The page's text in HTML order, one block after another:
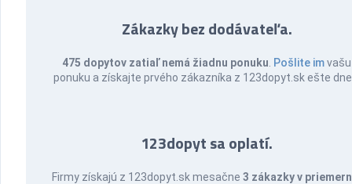
Zákazky bez dodávateľa.
475 dopytov zatiaľ nemá žiadnu ponuku Pošlite imvašu
ponuku a získajte prvého zákazníka z 123dopyt.sk ešte
123dopyt sa oplatí.
Firmy získajú z 123dopyt.sk mesačne3 zákazky v